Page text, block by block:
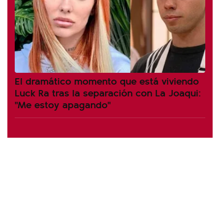
El dramático momento que está viviendo
Luck Ra tras la separación con La Joaqui:
"Me estoy apagando"